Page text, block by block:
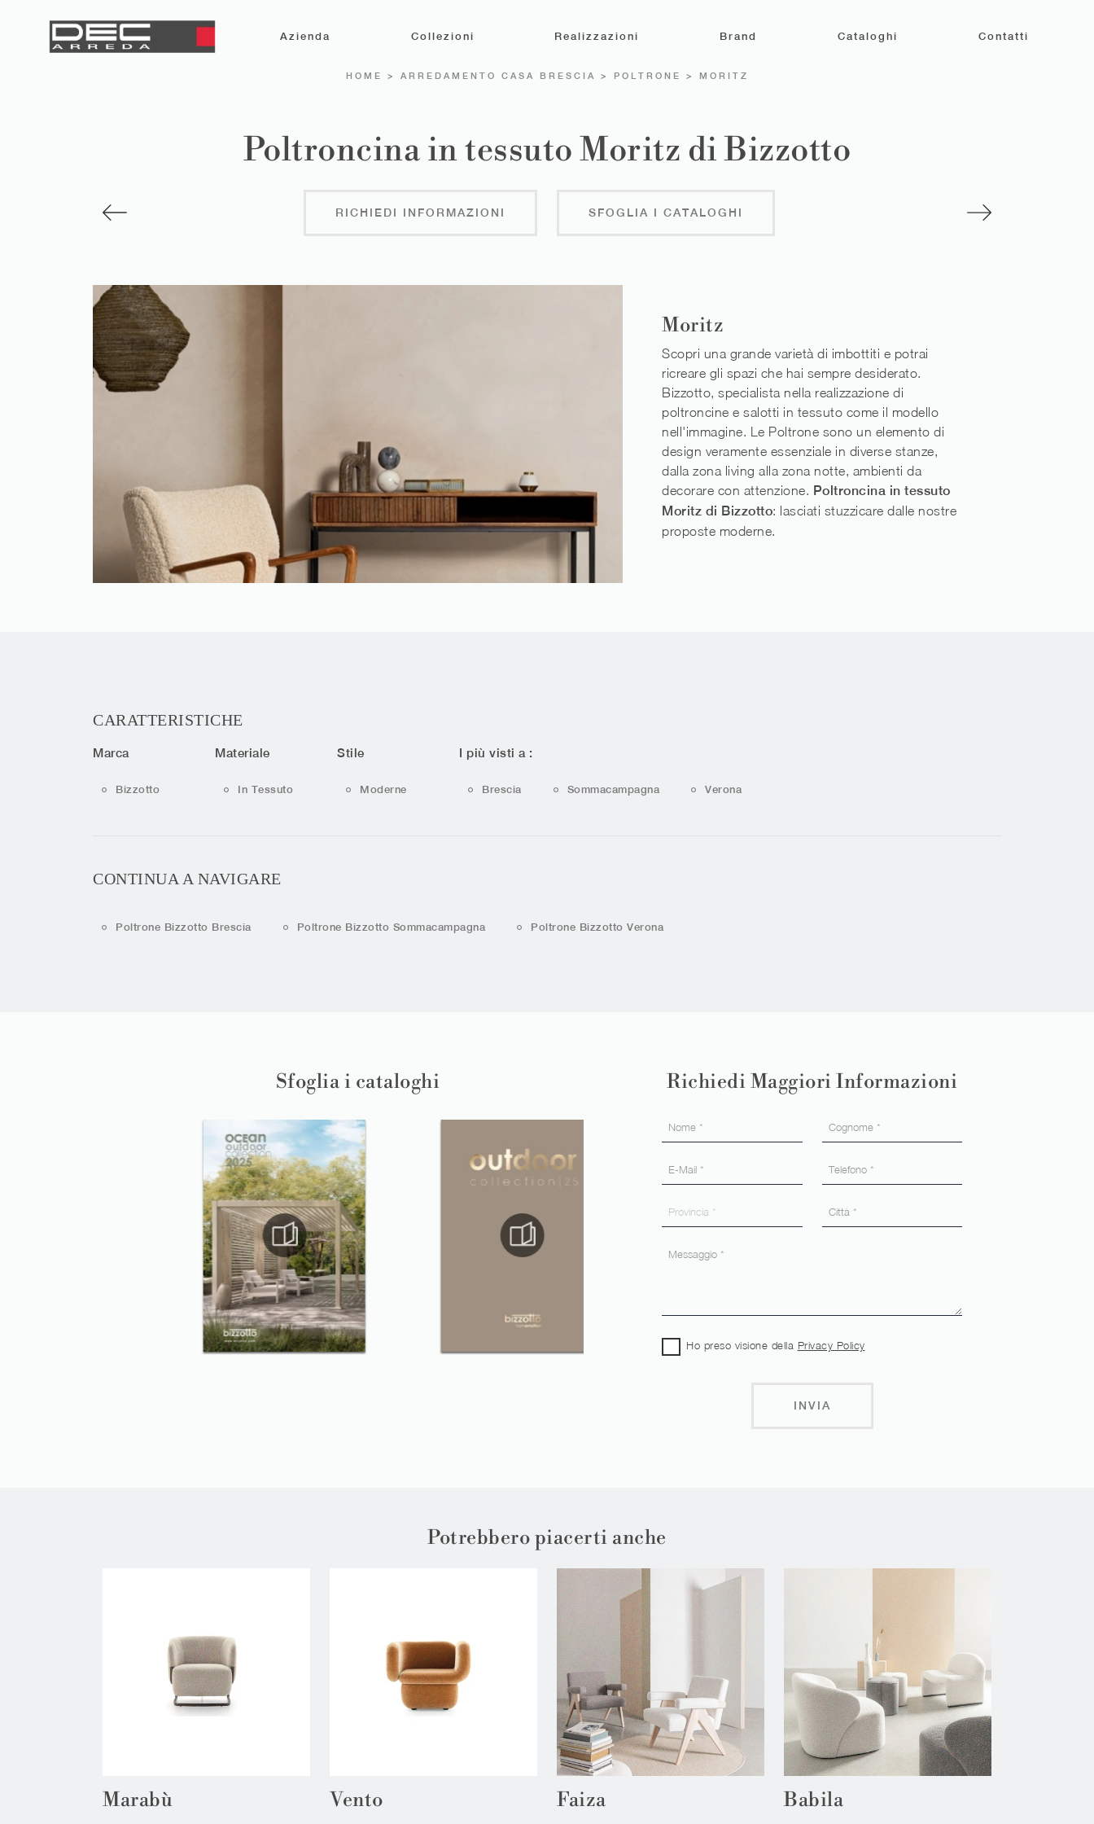
Azienda Collezioni Realizzazioni Brand Cataloghi Contatti
HOME > ARREDAMENTO CASA BRESCIA > POLTRONE > MORITZ
Poltroncina in tessuto Moritz di Bizzotto
RICHIEDI INFORMAZIONI SFOGLIA I CATALOGHI
Moritz
Scopri una grande varietà di imbottiti e potrai
ricreare gli spazi che hai sempre desiderato.
Bizzotto, specialista nella realizzazione di
poltroncine e salotti in tessuto come il modello
nell'immagine. Le Poltrone sono un elemento di
design veramente essenziale in diverse stanze,
dalla zona living alla zona notte, ambienti da
decorare con attenzione. Poltroncina in tessuto
Moritz di Bizzotto: lasciati stuzzicare dalle nostre
proposte moderne.
CARATTERISTICHE
Marca
Bizzotto
Materiale
In Tessuto
Stile
Moderne
I più visti a :
Brescia Sommacampagna Verona
CONTINUA A NAVIGARE
Poltrone Bizzotto Brescia Poltrone Bizzotto Sommacampagna Poltrone Bizzotto Verona
Sfoglia i cataloghi Richiedi Maggiori Informazioni
Ho preso visione della Privacy Policy
INVIA
Potrebbero piacerti anche
Marabù Vento Faiza Babila